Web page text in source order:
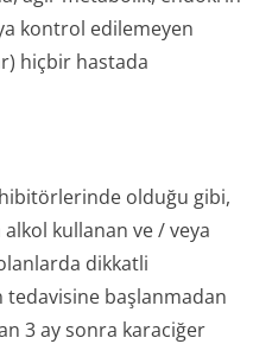
kontrol edilemeyen
hiçbir hastada
olduğu gibi,
kullanan ve / veya
dikkatli
tedavisine başlanmadan
3 ay sonra karaciğer